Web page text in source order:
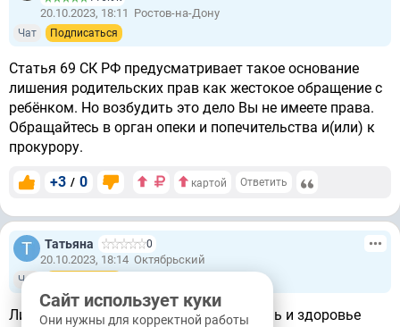
20.10.2023, 18:11 Ростов-на-Дону
Чат Подписаться
Статья 69 СК РФ предусматривает такое основание
лишения родительских прав как жестокое обращение с
ребёнком. Но возбудить это дело Вы не имеете права.
Обращайтесь в орган опеки и попечительства и(или) к
прокурору.
+3 / 0 картой Ответить
Татьяна 0
20.10.2023, 18:14 Октябрьский
Чат
Лишат и заберут ребенка, так как жизнь и здоровье
Сайт использует куки
Они нужны для корректной работы